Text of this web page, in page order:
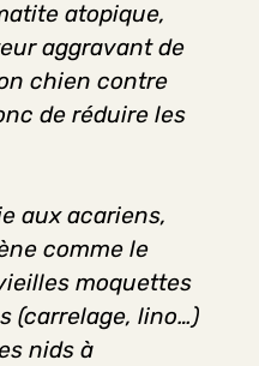
atopique,
aggravant de
chien contre
de réduire les
aux acariens,
comme le
moquettes
(carrelage, lino…)
nids à